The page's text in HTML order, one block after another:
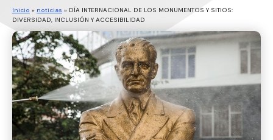
Inicio » noticias » DÍA INTERNACIONAL DE LOS MONUMENTOS Y SITIOS:
DIVERSIDAD, INCLUSIÓN Y ACCESIBILIDAD